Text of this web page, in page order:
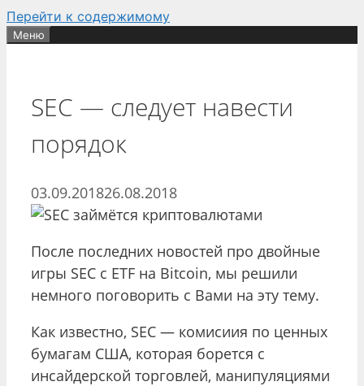
Перейти к содержимому
Меню
SEC — следует навести
порядок
03.09.201826.08.2018
После последних новостей про двойные
игры SEC с ETF на Bitcoin, мы решили
немного поговорить с Вами на эту тему.
Как известно, SEC — комисиия по ценных
бумагам США, которая борется с
инсайдерской торговлей, манипуляциями